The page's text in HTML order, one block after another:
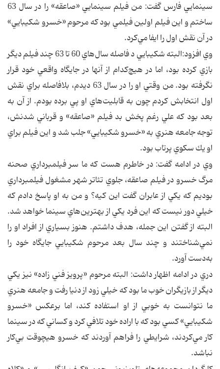
سينمايي فارس گفت: من فيلم سينمايي «صاعقه» را در سال 63
ساختم و اين فيلم اولين فيلمي بود كه مرحوم «خسرو شكيبايي»
در آن نقش اول را ايفا مي‌كرد.
وي افزود:‌البته شكيبايي د فاصله سال‌هاي 60 تا 63 چند فيلم ديگر
بازي كرده بود، اما در هيچ‌كدام از آنها در جايگاه واقعي خود قرار
نگرفته بود. من وقتي او را در سال 63 ديدم، بلافاصله براي نقش
اول انتخابش كردم چون به قابليت‌هاي او پي برده بودم. از آن به
بعد بود كه علي رغم پخش بد فيلم «صاعقه» و قرباني شدنش،
توجه جامعه هنري به «خسرو شكيبايي» جلب شد و اين فيلم براي
او يك سكوي پرتاب بود.
وي در ادامه گفت: در خاطرم هست كه ما سر فيلمبرداري صحنه
مرگ خسرو در فيلم صاعقه، جلوي تئاتر شهر مشغول فيلمبرداري
بوديم كه يكي از عابران گفت اين كيه؟ و من به او پاسخ دادم كه
خيلي دور نيست كه اين فرد يكي از بهترين‌هاي سينما خواهد شد.
البته از گفتن اين جمله، هدف داشتم. هنوز بسياري از افراد او را
نمي‌شناختند و چند سال بعد مرحوم شكيبايي جايگاه خود را
به‌دست آورد.
دري در ادامه اظهار داشت: البته مرحوم «پرويز فني زاده» نيز يكي
ديگر از بازيگران خوب ما بود كه خيلي زود از دنيا رفت و جامعه هنري
ما نتوانست به خوبي از او استفاده كند، اما برعكس «خسرو
شكيبايي» كسي بود كه با اراده خود تلافي كرد و كساني كه در سينما
كار مي‌كردند، شرايطي را فراهم آوردند كه خسرو هيچوقت بي‌كار
نباشد.